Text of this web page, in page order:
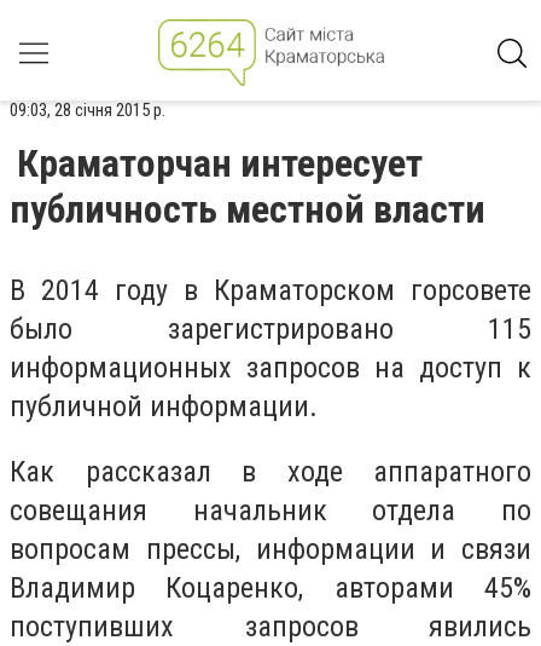
09:03, 28 січня 2015 р.
Краматорчан интересует
публичность местной власти
В 2014 году в Краматорском горсовете
было зарегистрировано 115
информационных запросов на доступ к
публичной информации.
Как рассказал в ходе аппаратного
совещания начальник отдела по
вопросам прессы, информации и связи
Владимир Коцаренко, авторами 45%
поступивших запросов явились